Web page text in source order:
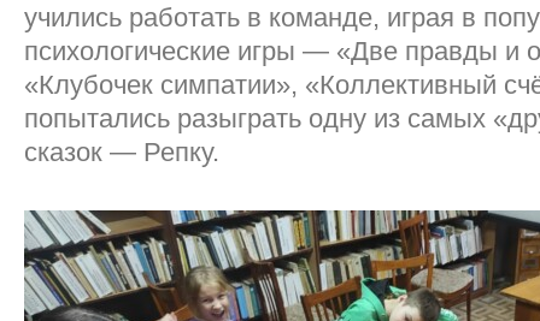
учились работать в команде, играя в
психологические игры — «Две правды и
«Клубочек симпатии», «Коллективный
попытались разыграть одну из самых
сказок — Репку.